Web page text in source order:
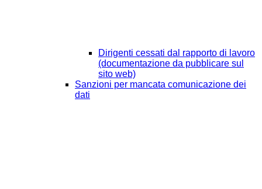
Dirigenti cessati dal rapporto di lavoro
(documentazione da pubblicare sul
sito web)
Sanzioni per mancata comunicazione dei
dati